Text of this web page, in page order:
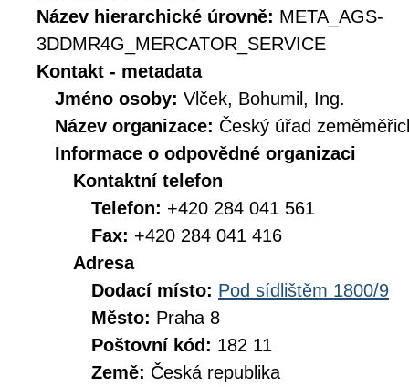
Název hierarchické úrovně: META_AGS-
3DDMR4G_MERCATOR_SERVICE
Kontakt - metadata
Jméno osoby: Vlček, Bohumil, Ing.
Název organizace: Český úřad
Informace o odpovědné organizaci
Kontaktní telefon
Telefon: +420 284 041 561
Fax: +420 284 041 416
Adresa
Dodací místo: Pod sídlištěm 1800/9
Město: Praha 8
Poštovní kód: 182 11
Země: Česká republika